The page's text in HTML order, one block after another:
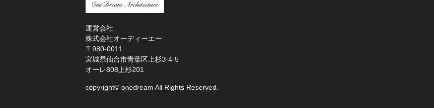
運営会社
株式会社オーディーエー
〒980-0011
宮城県仙台市青葉区上杉3-4-5
オーレ808上杉201
copyright© onedream All Rights Reserved.